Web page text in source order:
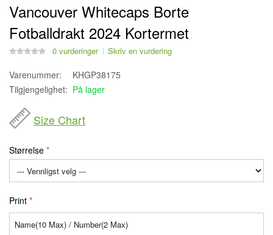
Vancouver Whitecaps Borte
Fotballdrakt 2024 Kortermet
0 vurderinger Skriv en vurdering
Varenummer:
KHGP38175
Tilgjengelighet: På lager
Size Chart
Størrelse
Print